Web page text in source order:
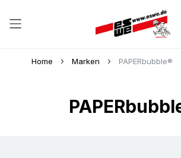
Home Marken PAPERbubble®